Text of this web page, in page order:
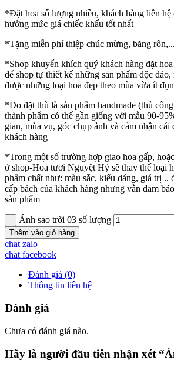
*Đặt hoa số lượng nhiều, khách hàng liên hệ
hưởng mức giá chiếc khấu tốt nhất
*Tặng miễn phí thiệp chúc mừng, băng rôn,...
*Shop khuyến khích quý khách hàng đặt
để shop tự thiết kế những sản phẩm độc
được những loại hoa đẹp theo mùa vừa ít
*Do đặt thù là sản phẩm handmade (thủ
thành phẩm có thể gần giống với mẫu 90-
gian, mùa vụ, góc chụp ảnh và cảm nhận cái
khách hàng
*Trong một số trường hợp giao hoa gấp,
ở shop-Hoa tươi Nguyệt Hỷ sẽ thay thế loại
phẩm chất như: màu sắc, kiểu dáng, giá trị ..
cấp bách của khách hàng nhưng vẫn đảm
sản phẩm
Ánh sao trời 03 số lượng
Thêm vào giỏ hàng
chat zalo
chat facebook
Đánh giá (0)
Thông tin liên hệ
Đánh giá
Chưa có đánh giá nào.
Hãy là người đầu tiên nhận xét